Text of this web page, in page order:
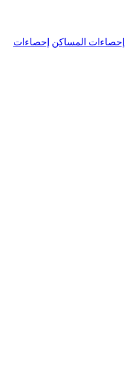
إحصاءات المساكن إحصاءات